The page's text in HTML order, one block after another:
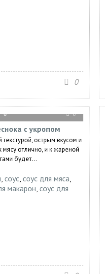
0
0 0
с укропом
острым вкусом и
отлично, и к жареной
будет...
, соус, соус для мяса,
макарон, соус для